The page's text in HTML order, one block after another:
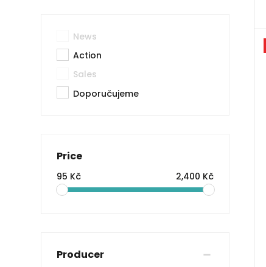
News
Action
Sales
Doporučujeme
Price
95 Kč 2,400 Kč
Producer